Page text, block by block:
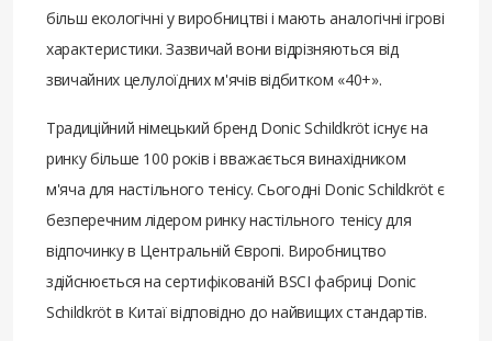
більш екологічні у виробництві і мають аналогічні ігрові
характеристики. Зазвичай вони відрізняються від
звичайних целулоїдних м'ячів відбитком «40+».
Традиційний німецький бренд Donic Schildkröt існує на
ринку більше 100 років і вважається винахідником
м'яча для настільного тенісу. Сьогодні Donic Schildkröt є
безперечним лідером ринку настільного тенісу для
відпочинку в Центральній Європі. Виробництво
здійснюється на сертифікованій BSCI фабриці Donic
Schildkröt в Китаї відповідно до найвищих стандартів.